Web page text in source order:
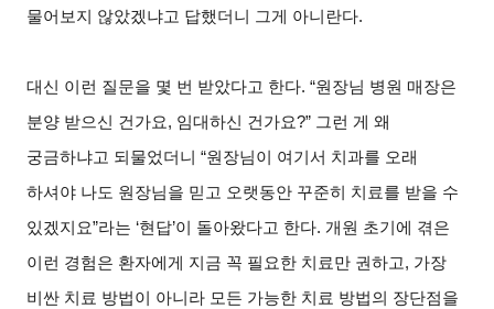
물어보지 않았겠냐고 답했더니 그게 아니란다.
대신 이런 질문을 몇 번 받았다고 한다. “원장님 병원 매장은
분양 받으신 건가요, 임대하신 건가요?” 그런 게 왜
궁금하냐고 되물었더니 “원장님이 여기서 치과를 오래
하셔야 나도 원장님을 믿고 오랫동안 꾸준히 치료를 받을 수
있겠지요”라는 ‘현답’이 돌아왔다고 한다. 개원 초기에 겪은
이런 경험은 환자에게 지금 꼭 필요한 치료만 권하고, 가장
비싼 치료 방법이 아니라 모든 가능한 치료 방법의 장단점을